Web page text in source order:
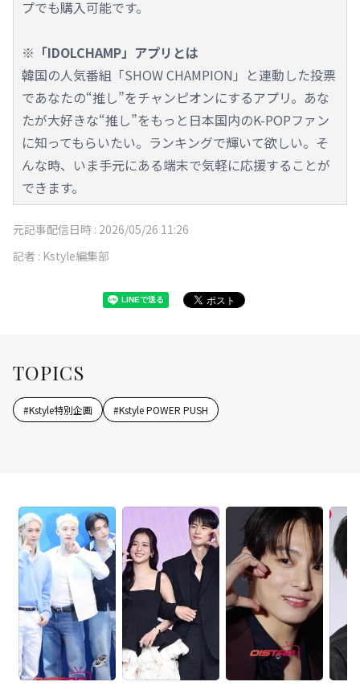
プでも購入可能です。
※「IDOLCHAMP」アプリとは
韓国の人気番組「SHOW CHAMPION」と連動した投票
であなたの“推し”をチャンピオンにするアプリ。あな
たが大好きな“推し”をもっと日本国内のK-POPファン
に知ってもらいたい。ランキングで輝いて欲しい。そ
んな時、いま手元にある端末で気軽に応援することが
できます。
元記事配信日時 : 2026/05/26 11:26
記者 : Kstyle編集部
TOPICS
#Kstyle特別企画 #Kstyle POWER PUSH